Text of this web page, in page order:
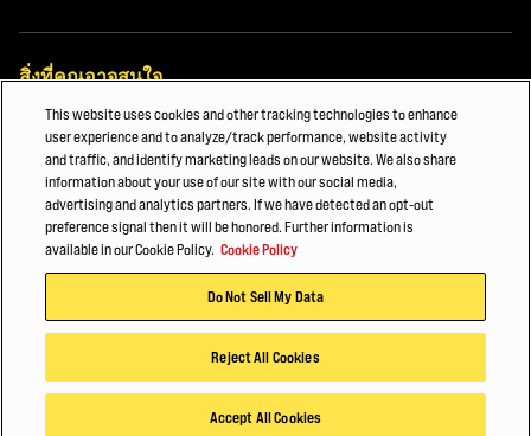
สิ่งที่คุณอาจสนใจ
การกระจายสินค้าอาหารและห้องเย็น
กระดาษและบรรจุภัณฑ์
วัสดุก่อสร้าง
© 2026 Hyster-Yale Materials Handling, Inc. สงวนลิขสิทธิ์
นโยบายความเป็นส่วนตัว เงื่อนไขการบริการ นโยบายคุกกี้
This website uses cookies and other tracking technologies to enhance
user experience and to analyze/track performance, website activity
and traffic, and identify marketing leads on our website. We also share
information about your use of our site with our social media,
advertising and analytics partners. If we have detected an opt-out
preference signal then it will be honored. Further information is
available in our Cookie Policy. Cookie Policy
Do Not Sell My Data
Reject All Cookies
Accept All Cookies